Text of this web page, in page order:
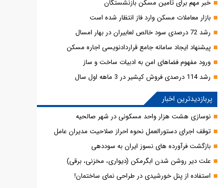
خبر مهم برای تامین مسکن بازنشستگان
بازار معاملات مسکن وارد فاز انتظار شده است
رشد 72 درصدی سود خالص لعابیران در بهار امسال
پیشنهاد ایجاد سامانه جامع قراردادنویسی اجاره مسکن
ورود مفهوم فضاهای امن به ادبیات ساخت و ساز
رشد 114 درصدی فروش کپشیر در 3 ماهه اول سال
پربازدیدترین اخبار
نوسازی هشت هزار واحد مسکونی در شهر صالحیه
توقف اجرای دستورالعمل نحوه احراز صلاحیت مدیران عامل
بازگشت فرآورده های نسوز ایران به سوددهی
علت دیر روشن شدن ابگرمکن (دیواری، مخزنی، برقی)
استفاده از پنل خورشیدی در طراحی نمای ساختمان!